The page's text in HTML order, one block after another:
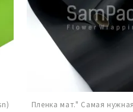
Пленка мат." Самая